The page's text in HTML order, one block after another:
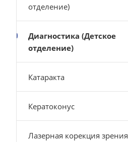
отделение)
Диагностика (Детское
отделение)
Катаракта
Кератоконус
Лазерная корекция зрения